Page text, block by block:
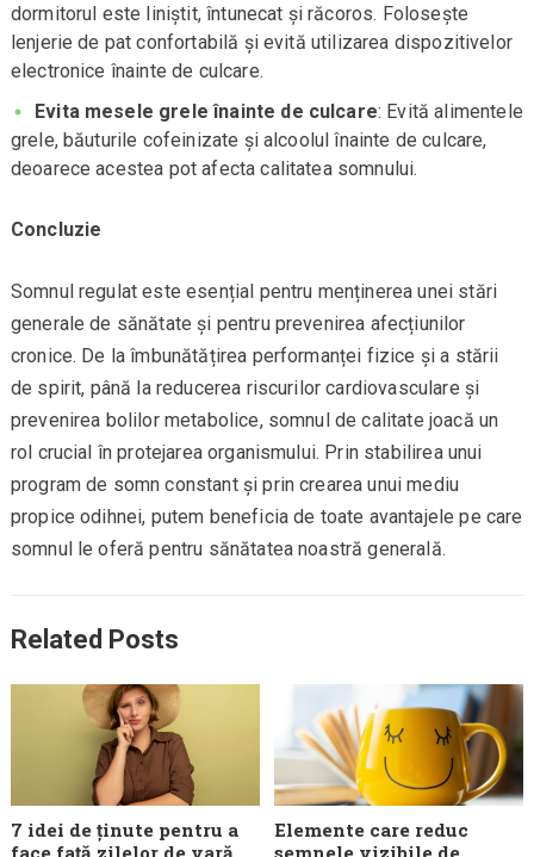
dormitorul este liniștit, întunecat și răcoros. Folosește
lenjerie de pat confortabilă și evită utilizarea dispozitivelor
electronice înainte de culcare.
Evita mesele grele înainte de culcare: Evită alimentele
grele, băuturile cofeinizate și alcoolul înainte de culcare,
deoarece acestea pot afecta calitatea somnului.
Concluzie
Somnul regulat este esențial pentru menținerea unei stări
generale de sănătate și pentru prevenirea afecțiunilor
cronice. De la îmbunătățirea performanței fizice și a stării
de spirit, până la reducerea riscurilor cardiovasculare și
prevenirea bolilor metabolice, somnul de calitate joacă un
rol crucial în protejarea organismului. Prin stabilirea unui
program de somn constant și prin crearea unui mediu
propice odihnei, putem beneficia de toate avantajele pe care
somnul le oferă pentru sănătatea noastră generală.
Related Posts
7 idei de ținute pentru a
face față zilelor de vară
Elemente care reduc
semnele vizibile de